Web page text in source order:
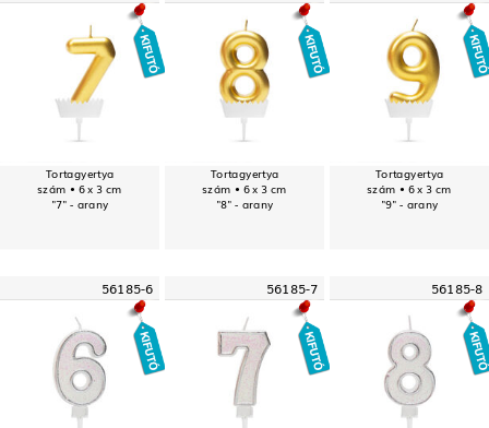
Tortagyertya
szám • 6 x 3 cm
"7" - arany
Tortagyertya
szám • 6 x 3 cm
"8" - arany
Tortagyertya
szám • 6 x 3 cm
"9" - arany
56185-6 56185-7 56185-8